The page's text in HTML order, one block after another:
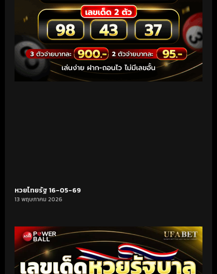
หวยไทยรัฐ 16-05-69
13 พฤษภาคม 2026